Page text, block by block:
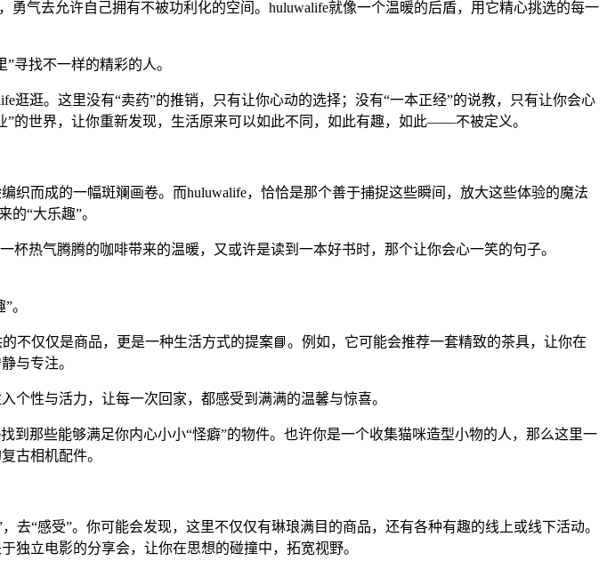
气去允许自己拥有不被功利化的空间。huluwalife就像一个温暖的后盾，用它精心挑选的每一
寻找不一样的精彩的人。
逛逛。这里没有“卖药”的推销，只有让你心动的选择；没有“一本正经”的说教，只有让你会心
的世界，让你重新发现，生活原来可以如此不同，如此有趣，如此——不被定义。
而成的一幅斑斓画卷。而huluwalife，恰恰是那个善于捕捉这些瞬间，放大这些体验的魔法
“大乐趣”。
热气腾腾的咖啡带来的温暖，又或许是读到一本好书时，那个让你会心一笑的句子。
。
不仅仅是商品，更是一种生活方式的提案📘。例如，它可能会推荐一套精致的茶具，让你在
与专注。
个性与活力，让每一次回家，都感受到满满的温馨与惊喜。
到那些能够满足你内心小小“怪癖”的物件。也许你是一个收集猫咪造型小物的人，那么这里一
古相机配件。
“感受”。你可能会发现，这里不仅仅有琳琅满目的商品，还有各种有趣的线上或线下活动。
独立电影的分享会，让你在思想的碰撞中，拓宽视野。